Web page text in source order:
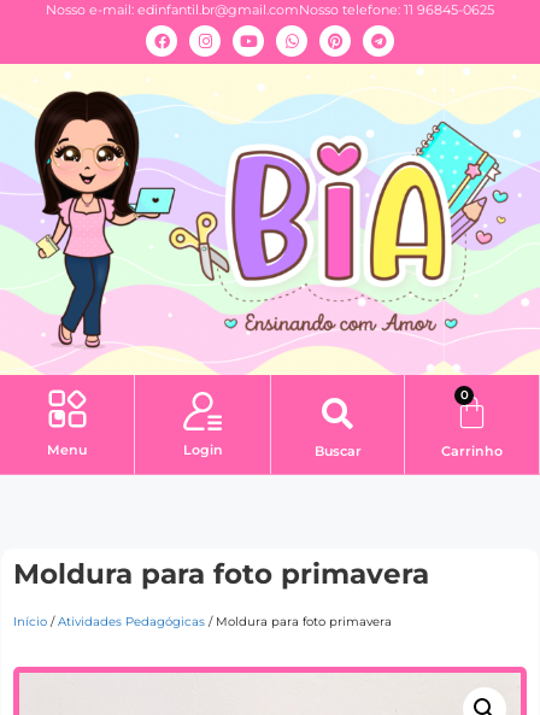
Nosso e-mail: edinfantil.br@gmail.comNosso telefone: 11 96845-0625
Menu Login Buscar
0
Carrinho
Moldura para foto primavera
Início /Atividades Pedagógicas / Moldura para foto primavera